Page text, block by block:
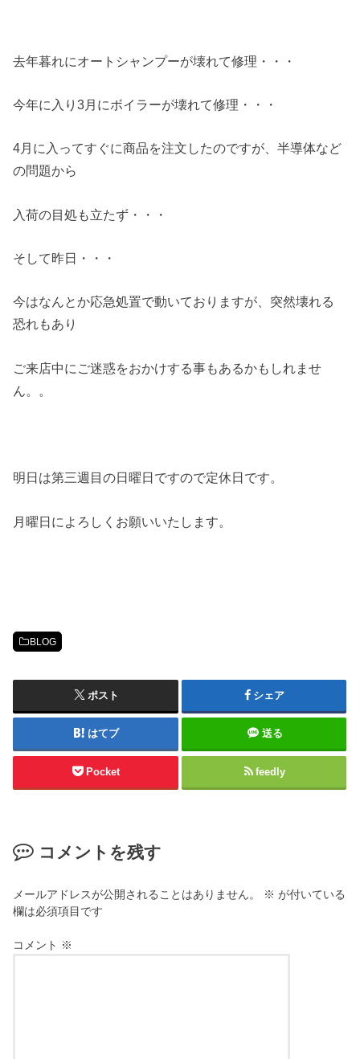
去年暮れにオートシャンプーが壊れて修理・・・
今年に入り3月にボイラーが壊れて修理・・・
4月に入ってすぐに商品を注文したのですが、半導体など
の問題から
入荷の目処も立たず・・・
そして昨日・・・
今はなんとか応急処置で動いておりますが、突然壊れる
恐れもあり
ご来店中にご迷惑をおかけする事もあるかもしれませ
ん。。
明日は第三週目の日曜日ですので定休日です。
月曜日によろしくお願いいたします。
BLOG
ポスト シェア
はてブ 送る
Pocket feedly
コメントを残す
メールアドレスが公開されることはありません。 ※ が付いている
欄は必須項目です
コメント ※